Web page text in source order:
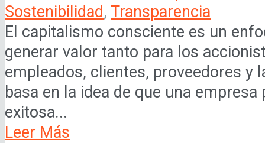
Sostenibilidad, Transparencia
El capitalismo consciente es un
generar valor tanto para los
empleados, clientes, proveedores y
basa en la idea de que una
exitosa...
Leer Más